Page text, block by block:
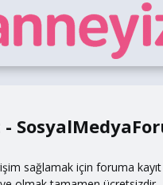
sağlamak için foruma kayıt